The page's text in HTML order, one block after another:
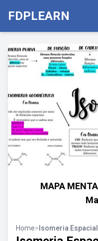
FDPLEARN
MAPA
Home> Isomeria